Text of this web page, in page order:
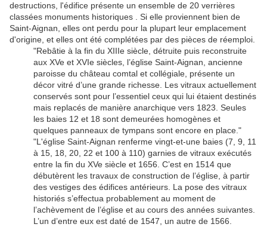
destructions, l'édifice présente un ensemble de 20 verrières
classées monuments historiques . Si elle proviennent bien de
Saint-Aignan, elles ont perdu pour la plupart leur emplacement
d'origine, et elles ont été complétées par des pièces de réemploi.
"Rebâtie à la fin du XIIIe siècle, détruite puis reconstruite
aux XVe et XVIe siècles, l’église Saint-Aignan, ancienne
paroisse du château comtal et collégiale, présente un
décor vitré d’une grande richesse. Les vitraux actuellement
conservés sont pour l’essentiel ceux qui lui étaient destinés
mais replacés de manière anarchique vers 1823. Seules
les baies 12 et 18 sont demeurées homogènes et
quelques panneaux de tympans sont encore en place."
"L'église Saint-Aignan renferme vingt-et-une baies (7, 9, 11
à 15, 18, 20, 22 et 100 à 110) garnies de vitraux exécutés
entre la fin du XVe siècle et 1656. C’est en 1514 que
débutèrent les travaux de construction de l’église, à partir
des vestiges des édifices antérieurs. La pose des vitraux
historiés s’effectua probablement au moment de
l’achèvement de l’église et au cours des années suivantes.
L’un d’entre eux est daté de 1547, un autre de 1566.